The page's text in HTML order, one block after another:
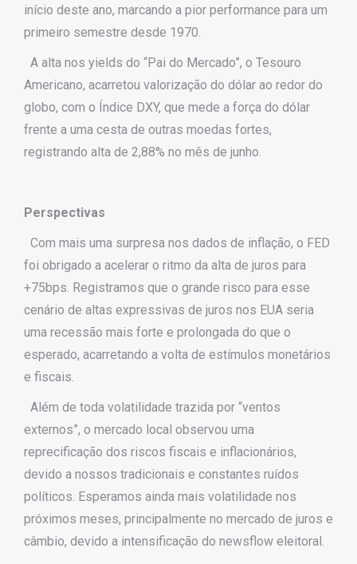
início deste ano, marcando a pior performance para um
primeiro semestre desde 1970.
A alta nos yields do “Pai do Mercado”, o Tesouro
Americano, acarretou valorização do dólar ao redor do
globo, com o Índice DXY, que mede a força do dólar
frente a uma cesta de outras moedas fortes,
registrando alta de 2,88% no mês de junho.
Perspectivas
Com mais uma surpresa nos dados de inflação, o FED
foi obrigado a acelerar o ritmo da alta de juros para
+75bps. Registramos que o grande risco para esse
cenário de altas expressivas de juros nos EUA seria
uma recessão mais forte e prolongada do que o
esperado, acarretando a volta de estímulos monetários
e fiscais.
Além de toda volatilidade trazida por “ventos
externos”, o mercado local observou uma
reprecificação dos riscos fiscais e inflacionários,
devido a nossos tradicionais e constantes ruídos
políticos. Esperamos ainda mais volatilidade nos
próximos meses, principalmente no mercado de juros e
câmbio, devido a intensificação do newsflow eleitoral.